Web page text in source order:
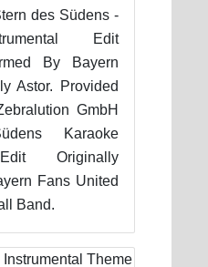
des Südens -
Edit
By Bayern
Astor. Provided
GmbH
Karaoke
Originally
Fans United
Band.